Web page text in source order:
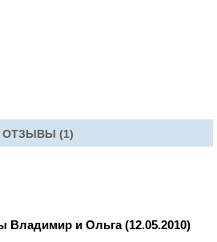
ОТЗЫВЫ (1)
Владимир и Ольга (12.05.2010)